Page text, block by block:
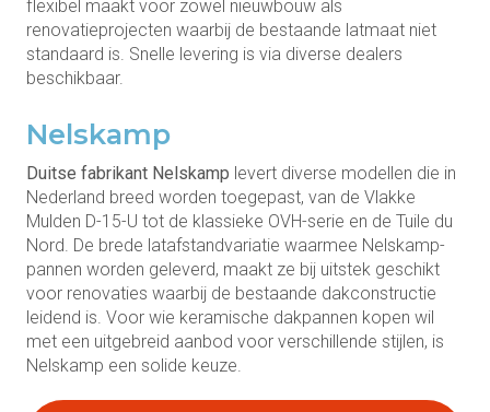
flexibel maakt voor zowel nieuwbouw als
renovatieprojecten waarbij de bestaande latmaat niet
standaard is. Snelle levering is via diverse dealers
beschikbaar.
Nelskamp
Duitse fabrikant Nelskamp levert diverse modellen die in
Nederland breed worden toegepast, van de Vlakke
Mulden D-15-U tot de klassieke OVH-serie en de Tuile du
Nord. De brede latafstandvariatie waarmee Nelskamp-
pannen worden geleverd, maakt ze bij uitstek geschikt
voor renovaties waarbij de bestaande dakconstructie
leidend is. Voor wie keramische dakpannen kopen wil
met een uitgebreid aanbod voor verschillende stijlen, is
Nelskamp een solide keuze.